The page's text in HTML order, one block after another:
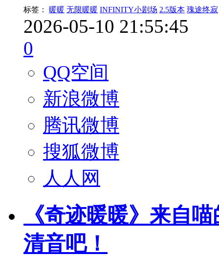
标签： 暖暖 无限暖暖 INFINITY小剧场 2.5版本 瑰途终寂
2026-05-10 21:55:45
0
QQ空间
新浪微博
腾讯微博
搜狐微博
人人网
《奇迹暖暖》来自
清音吧！